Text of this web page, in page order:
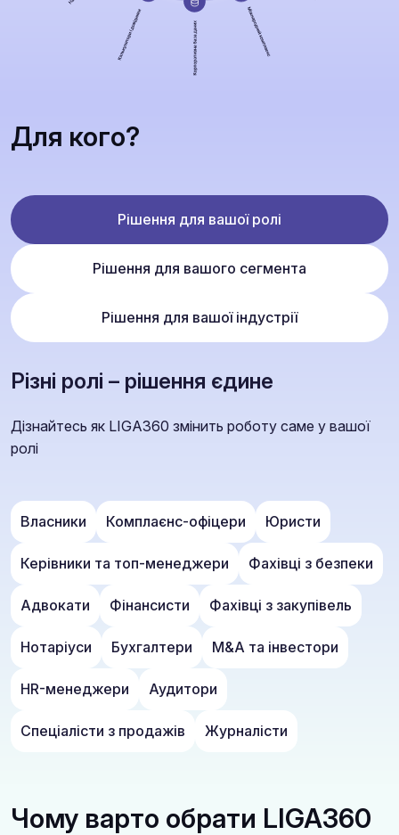
Для кого?
Рішення для вашої ролі
Рішення для вашого сегмента
Рішення для вашої індустрії
Різні ролі – рішення єдине
Дізнайтесь як LIGA360 змінить роботу саме у вашої
ролі
Власники Комплаєнс-офіцери Юристи
Керівники та топ-менеджери Фахівці з безпеки
Адвокати Фінансисти Фахівці з закупівель
Нотаріуси Бухгалтери M&A та інвестори
HR-менеджери Аудитори
Спеціалісти з продажів Журналісти
Чому варто обрати LIGA360